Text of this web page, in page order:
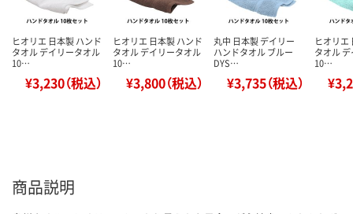
ヒオリエ 日本製 ハンド
タオル デイリータオル
10…
¥3,230（税込）
ヒオリエ 日本製 ハンド
タオル デイリータオル
10…
¥3,800（税込）
丸中 日本製 デイリー
ハンドタオル ブルー
DYS…
¥3,735（税込）
ヒオリエ
タオル
10…
商品説明